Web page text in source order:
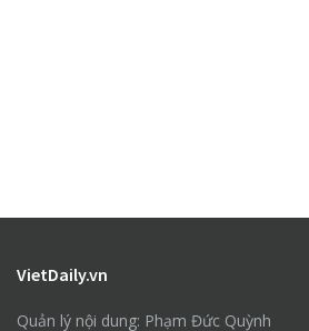
VietDaily.vn
Quản lý nội dung: Phạm Đức Quỳnh